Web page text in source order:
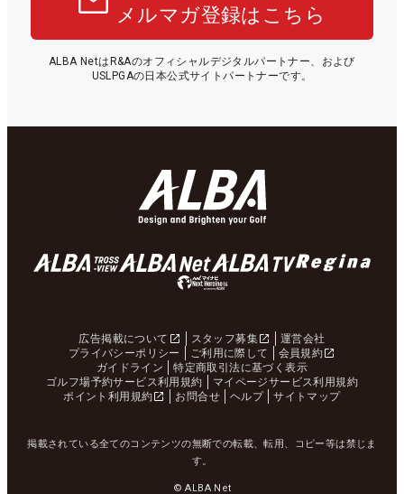
メルマガ登録はこちら
ALBA NetはR&Aのオフィシャルデジタルパートナー、および
USLPGAの日本公式サイトパートナーです。
広告掲載について スタッフ募集
運営会社
プライバシーポリシー
ご利用に際して
会員規約
ガイドライン
特定商取引法に基づく表示
ゴルフ場予約サービス利用規約
マイページサービス利用規約
ポイント利用規約
お問合せ ヘルプ サイトマップ
掲載されている全てのコンテンツの無断での転載、転用、コピー等は禁じま
す。
© ALBA Net